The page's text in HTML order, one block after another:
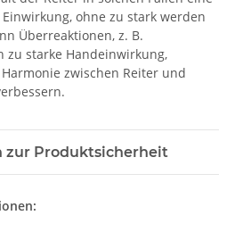
ohne zu stark werden
Überreaktionen, z. B.
zu starke Handeinwirkung,
zwischen Reiter und
zur Produktsicherheit